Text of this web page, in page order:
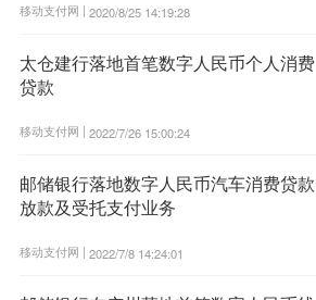
移动支付网 | 2020/8/25 14:19:28
太仓建行落地首笔数字人民币个人消费
贷款
移动支付网 | 2022/7/26 15:00:24
邮储银行落地数字人民币汽车消费贷款
放款及受托支付业务
移动支付网 | 2022/7/8 14:24:01